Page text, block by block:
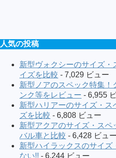
人気の投稿
新型ヴォクシーのサイズ
イズを比較 - 7,029 ビュー
新型ノアのスペック特集！
ンク等をレビュー - 6,955
新型ハリアーのサイズ・ス
ズを比較 - 6,808 ビュー
新型アクアのサイズ・スペ
バル車と比較 - 6,428 ビュー
新型ハイラックスのサイ
ない!! - 6,244 ビュー